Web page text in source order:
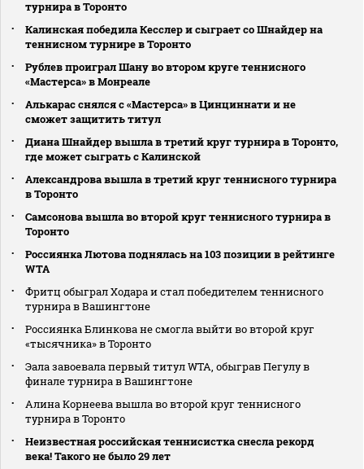
турнира в Торонто
Калинская победила Кесслер и сыграет со Шнайдер на
теннисном турнире в Торонто
Рублев проиграл Шану во втором круге теннисного
«Мастерса» в Монреале
Алькарас снялся с «Мастерса» в Цинциннати и не
сможет защитить титул
Диана Шнайдер вышла в третий круг турнира в Торонто,
где может сыграть с Калинской
Александрова вышла в третий круг теннисного турнира
в Торонто
Самсонова вышла во второй круг теннисного турнира в
Торонто
Россиянка Лютова поднялась на 103 позиции в рейтинге
WTA
Фритц обыграл Ходара и стал победителем теннисного
турнира в Вашингтоне
Россиянка Блинкова не смогла выйти во второй круг
«тысячника» в Торонто
Эала завоевала первый титул WTA, обыграв Пегулу в
финале турнира в Вашингтоне
Алина Корнеева вышла во второй круг теннисного
турнира в Торонто
Неизвестная российская теннисистка снесла рекорд
века! Такого не было 29 лет